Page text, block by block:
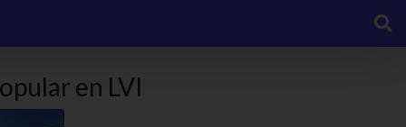
en LVI